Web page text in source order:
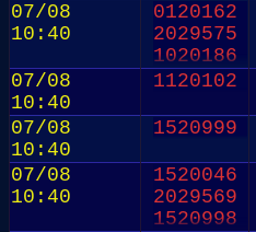
07/08
10:40
0120162
2029575
1020186
07/08
10:40
1120102
07/08
10:40
1520999
07/08
10:40
1520046
2029569
1520998